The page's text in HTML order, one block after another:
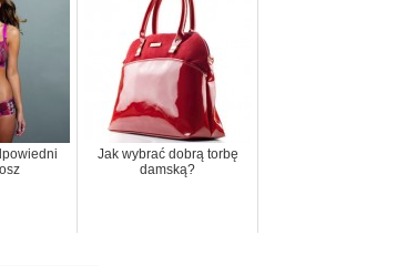
Jak wybrać dobrą torbę
damską?